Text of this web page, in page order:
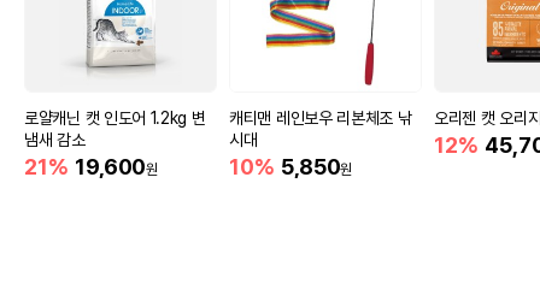
로얄캐닌 캣 인도어 1.2kg 변
냄새 감소
21% 19,600원
캐티맨 레인보우 리본체조 낚
시대
10% 5,850원
오리젠 캣 오리
12%